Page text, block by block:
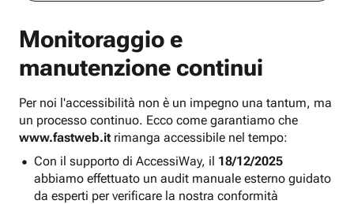
Monitoraggio e
manutenzione continui
Per noi l'accessibilità non è un impegno una tantum, ma
un processo continuo. Ecco come garantiamo che
www.fastweb.it rimanga accessibile nel tempo:
Con il supporto di AccessiWay, il 18/12/2025
abbiamo effettuato un audit manuale esterno guidato
da esperti per verificare la nostra conformità